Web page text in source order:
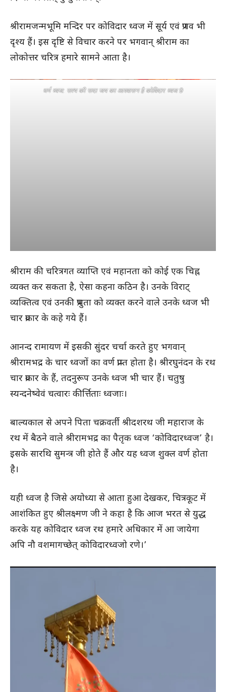
श्रीरामजन्मभूमि मन्दिर पर कोविदार ध्वज में सूर्य एवं प्रणव भी
दृश्य हैं। इस दृष्टि से विचार करने पर भगवान् श्रीराम का
लोकोत्तर चरित्र हमारे सामने आता है।
धर्म ध्वज: सत्य की सदा जय का आश्वासन है कोविदार ध्वज 9
श्रीराम की चरित्रगत व्याप्ति एवं महानता को कोई एक चिह्न
व्यक्त कर सकता है, ऐसा कहना कठिन है। उनके विराट्
व्यक्तित्व एवं उनकी प्रभुता को व्यक्त करने वाले उनके ध्वज भी
चार प्रकार के कहे गये हैं।
आनन्द रामायण में इसकी सुंदर चर्चा करते हुए भगवान्
श्रीरामभद्र के चार ध्वजों का वर्ण प्राप्त होता है। श्रीरघुनंदन के रथ
चार प्रकार के हैं, तदनुरूप उनके ध्वज भी चार हैं। चतुषु
स्यन्दनेष्वेवं चत्वारः कीर्त्तिताः ध्वजाः।
बाल्यकाल से अपने पिता चक्रवर्ती श्रीदशरथ जी महाराज के
रथ में बैठने वाले श्रीरामभद्र का पैतृक ध्वज ‘कोविदारध्वज’ है।
इसके सारथि सुमन्त्र जी होते हैं और यह ध्वज शुक्ल वर्ण होता
है।
यही ध्वज है जिसे अयोध्या से आता हुआ देखकर, चित्रकूट में
आशंकित हुए श्रीलक्ष्मण जी ने कहा है कि आज भरत से युद्ध
करके यह कोविदार ध्वज रथ हमारे अधिकार में आ जायेगा
अपि नौ वशमागच्छेत् कोविदारध्वजो रणे।’